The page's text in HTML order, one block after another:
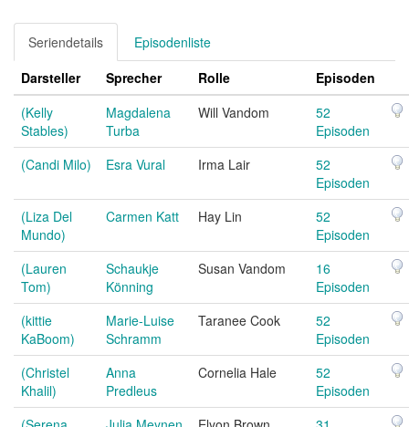
Seriendetails
Episodenliste
Darsteller
Sprecher Rolle
Episoden
(Kelly
Stables)
Magdalena
Turba
Will Vandom
52
Episoden
(Candi Milo)
Esra Vural Irma Lair
52
Episoden
(Liza Del
Mundo)
Carmen Katt Hay Lin
52
Episoden
(Lauren
Tom)
Schaukje
Könning
Susan Vandom
16
Episoden
(kittie
KaBoom)
Marie-Luise
Schramm
Taranee Cook
52
Episoden
(Christel
Khalil)
Anna
Predleus
Cornelia Hale
52
Episoden